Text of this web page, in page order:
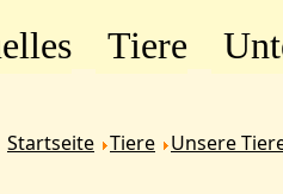
Tiere
Startseite Tiere Unsere